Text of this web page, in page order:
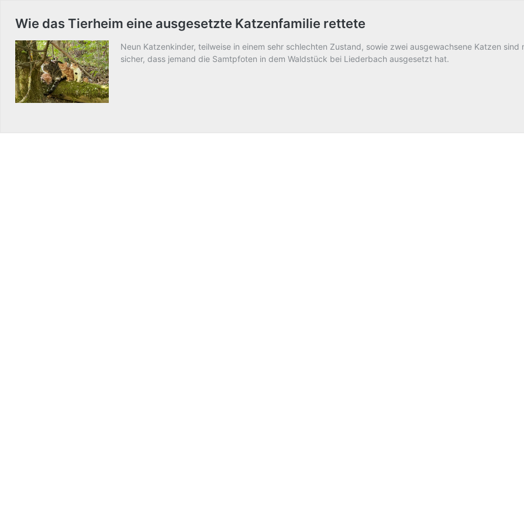
Wie das Tierheim eine ausgesetzte Katzenfamilie rettete
Neun Katzenkinder, teilweise in einem sehr schlechten Zustand, sowie zwei ausgewachsene Katzen
sicher, dass jemand die Samtpfoten in dem Waldstück bei Liederbach ausgesetzt hat.